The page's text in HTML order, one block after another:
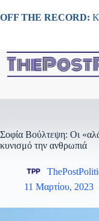
στο
OFF THE RECORD:
Σοφία Βούλτεψη: Οι
κυνισμό την ανθρωπιά
11 Μαρτίου, 2023